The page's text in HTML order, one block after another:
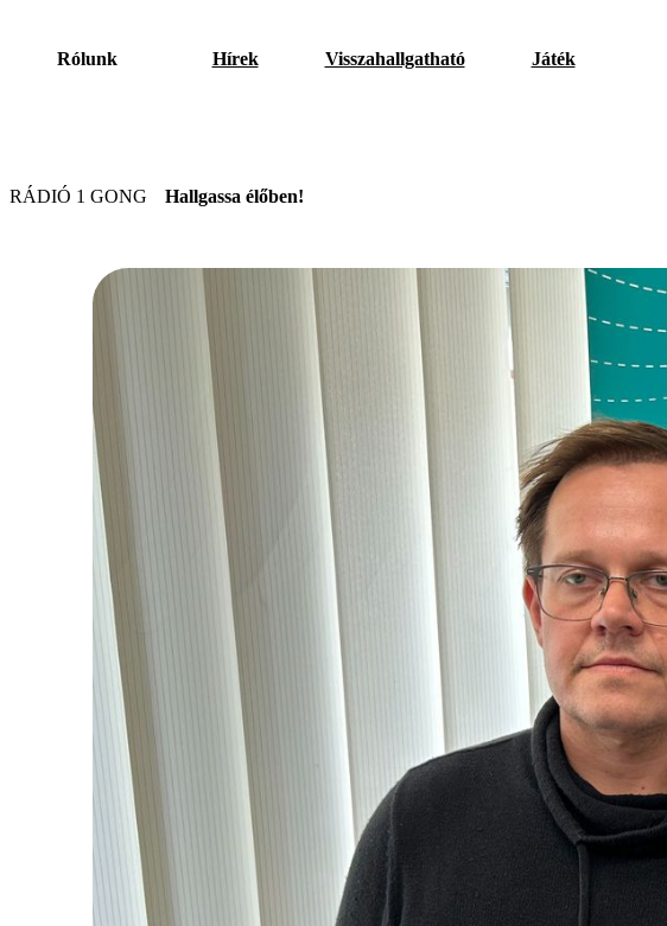
Rólunk Hírek Visszahallgatható Játék
RÁDIÓ 1 GONG Hallgassa élőben!